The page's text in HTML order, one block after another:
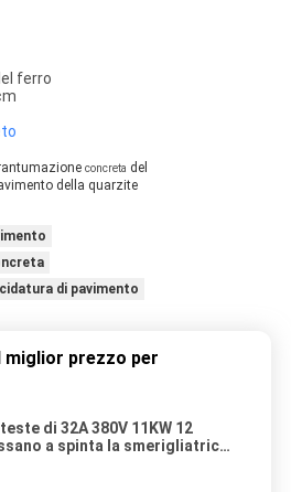
ferro
concreta del
della quarzite
di pavimento
miglior prezzo per
di 32A 380V 11KW 12
a spinta la smerigliatrice